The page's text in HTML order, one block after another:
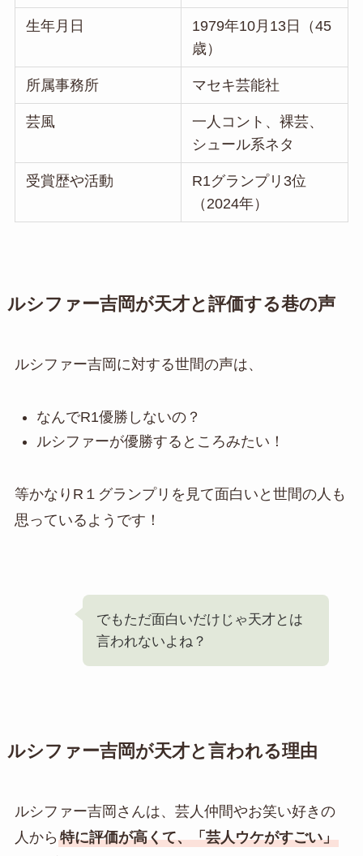
生年月日
1979年10月13日（45
歳）
所属事務所 マセキ芸能社
芸風
一人コント、裸芸、
シュール系ネタ
受賞歴や活動
R1グランプリ3位
（2024年）
ルシファー吉岡が天才と評価する巷の声
ルシファー吉岡に対する世間の声は、
なんでR1優勝しないの？
ルシファーが優勝するところみたい！
等かなりR１グランプリを見て面白いと世間の人も
思っているようです！
でもただ面白いだけじゃ天才とは
言われないよね？
ルシファー吉岡が天才と言われる理由
ルシファー吉岡さんは、芸人仲間やお笑い好きの
人から 特に評価が高くて、「芸人ウケがすごい」